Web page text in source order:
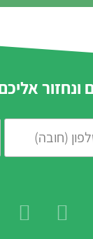
ונחזור